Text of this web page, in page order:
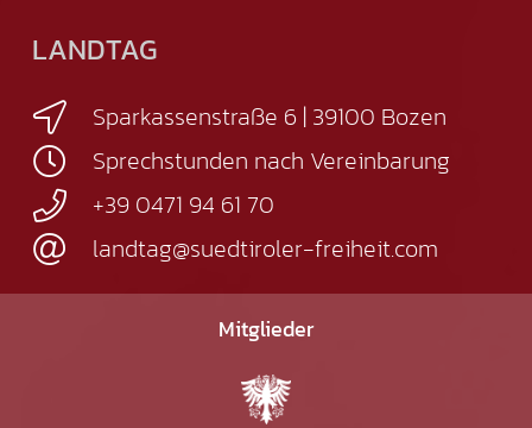
LANDTAG
Sparkassenstraße 6 | 39100 Bozen
Sprechstunden nach Vereinbarung
+39 0471 94 61 70
landtag@suedtiroler-freiheit.com
Mitglieder